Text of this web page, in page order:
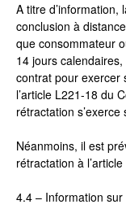
A titre d’information,
conclusion à
que consommateur
14 jours
contrat pour exercer
l’article L221-18 du
rétractation s’exerce
Néanmoins, il est
rétractation à
4.4 – Information